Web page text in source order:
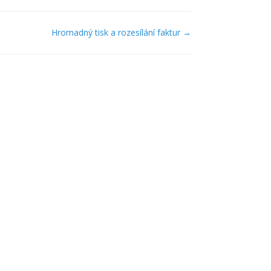
Hromadný tisk a rozesílání faktur →